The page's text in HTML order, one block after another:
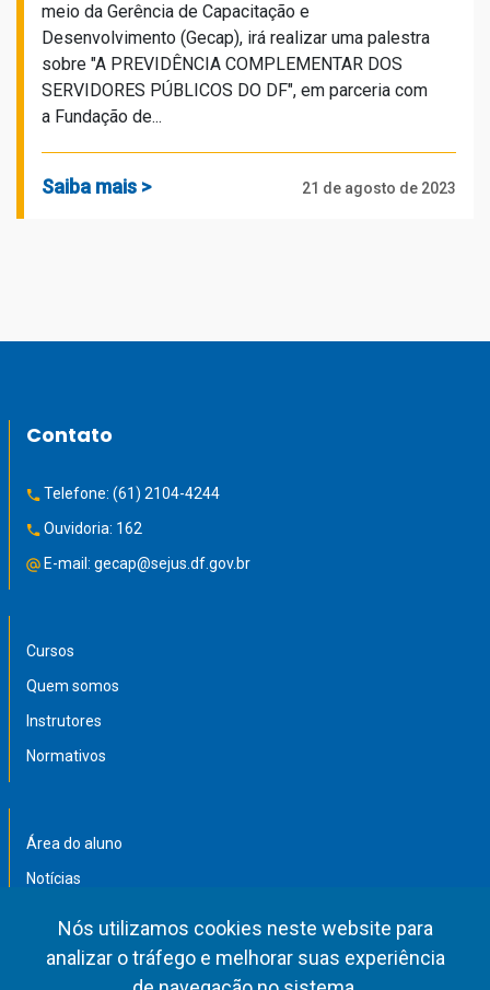
meio da Gerência de Capacitação e
Desenvolvimento (Gecap), irá realizar uma palestra
sobre "A PREVIDÊNCIA COMPLEMENTAR DOS
SERVIDORES PÚBLICOS DO DF", em parceria com
a Fundação de...
Saiba mais > 21 de agosto de 2023
Contato
Telefone: (61) 2104-4244
Ouvidoria: 162
E-mail: gecap@sejus.df.gov.br
Cursos
Quem somos
Instrutores
Normativos
Área do aluno
Notícias
Afastamentos
Nós utilizamos cookies neste website para
analizar o tráfego e melhorar suas experiência